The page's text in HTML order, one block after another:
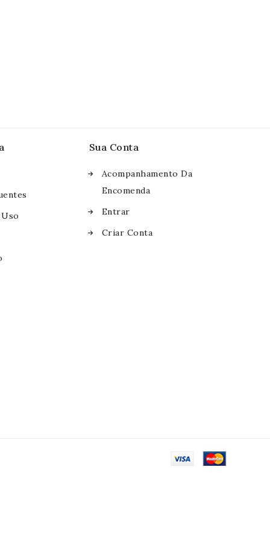
Sua Conta
Acompanhamento Da
Encomenda
Entrar
Criar Conta